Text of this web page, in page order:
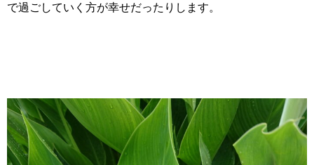
で過ごしていく方が幸せだったりします。